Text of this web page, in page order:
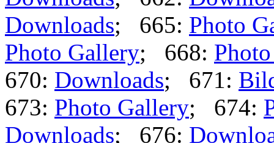
Downloads; 665: Photo
Photo Gallery; 668:
670: Downloads; 671:
673: Photo Gallery; 674:
Downloads; 676: